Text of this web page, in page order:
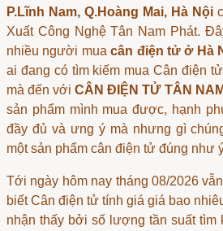
P.Lĩnh Nam, Q.Hoàng Mai, Hà Nội
Xuất Công Nghệ Tân Nam Phát.
nhiều người muacân điện tử ở Hà
ai đang có tìm kiếm mua Cân điện
mà đến vớiCÂN ĐIỆN TỬ TÂN
sản phẩm mình mua được, hạnh
đầy đủ và ưng ý mà nhưng gì
một sản phẩm cân điện tử đúng như
Tới ngày hôm nay tháng 08/2026
biếtCân điện tử tính giá giá bao
nhận thấy bởi số lượng tần suất tìm